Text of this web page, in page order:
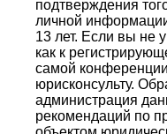
подтверждения
личной
13 лет. Если вы не
как к
самой
юрисконсульту.
администрация
рекомендаций по